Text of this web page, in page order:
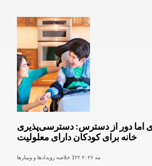
اما دور از دسترس: دسترسی‌پذیری
خانه برای کودکان دارای معلولیت
۲۲ مه ۲۰۲۶